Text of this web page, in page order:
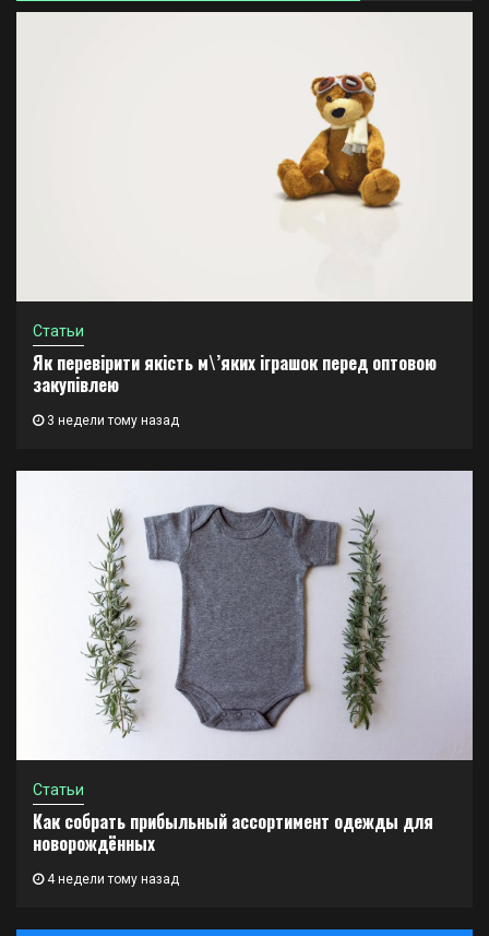
Статьи
Як перевірити якість м\’яких іграшок перед оптовою
закупівлею
3 недели тому назад
Статьи
Как собрать прибыльный ассортимент одежды для
новорождённых
4 недели тому назад